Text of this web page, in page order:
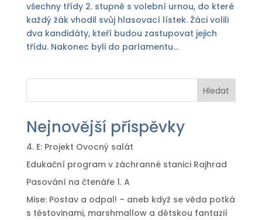
všechny třídy 2. stupně s volební urnou, do které
každý žák vhodil svůj hlasovací lístek. Žáci volili
dva kandidáty, kteří budou zastupovat jejich
třídu. Nakonec byli do parlamentu...
Hledat
Nejnovější příspěvky
4. E: Projekt Ovocný salát
Edukační program v záchranné stanici Rajhrad
Pasování na čtenáře 1. A
Mise: Postav a odpal! – aneb když se věda potká
s těstovinami, marshmallow a dětskou fantazií